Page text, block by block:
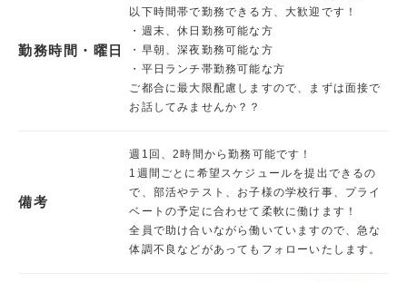
勤務時間・曜日
以下時間帯で勤務できる方、大歓迎です！
・週末、休日勤務可能な方
・早朝、深夜勤務可能な方
・平日ランチ帯勤務可能な方
ご都合に最大限配慮しますので、まずは面接で
お話してみませんか？？
備考
週1回、2時間から勤務可能です！
1週間ごとに希望スケジュールを提出できるの
で、部活やテスト、お子様の学校行事、プライ
ベートの予定に合わせて柔軟に働けます！
全員で助け合いながら働いていますので、急な
体調不良などがあってもフォローいたします。